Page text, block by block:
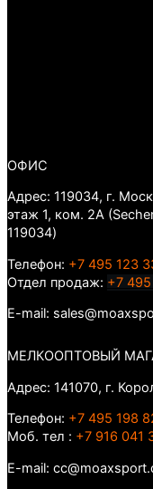
ОФИС
Адрес: 119034, г.
этаж 1, ком. 2А
119034)
Телефон: +7 495 123
Отдел продаж: +7
E-mail:
МЕЛКООПТОВЫЙ
Адрес: 141070, г.
Телефон: +7 495 198
Моб. тел : +7 916 041
E-mail: